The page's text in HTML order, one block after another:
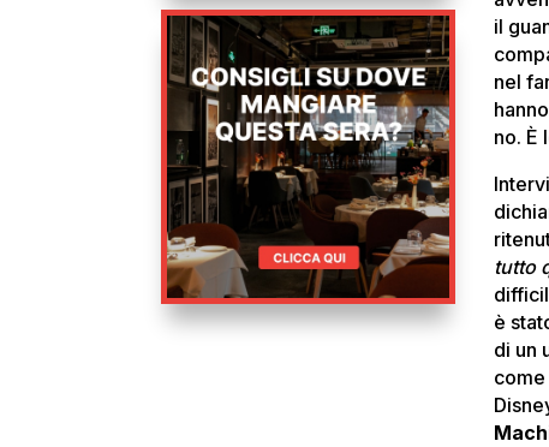
il
nel
no. È
tutto
è
di un